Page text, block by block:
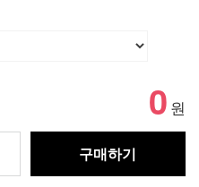
0 원
구매하기